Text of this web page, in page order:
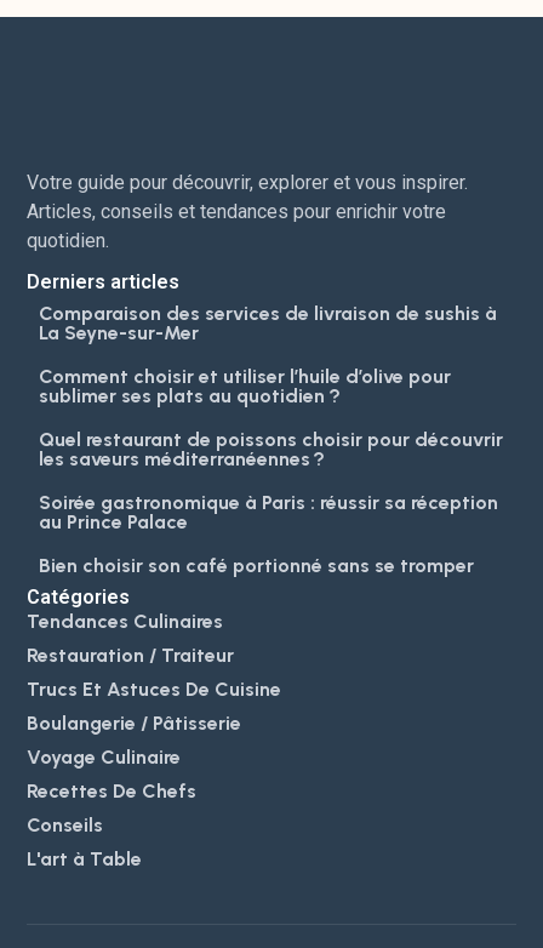
Votre guide pour découvrir, explorer et vous inspirer.
Articles, conseils et tendances pour enrichir votre
quotidien.
Derniers articles
Comparaison des services de livraison de sushis à
La Seyne-sur-Mer
Comment choisir et utiliser l’huile d’olive pour
sublimer ses plats au quotidien ?
Quel restaurant de poissons choisir pour découvrir
les saveurs méditerranéennes ?
Soirée gastronomique à Paris : réussir sa réception
au Prince Palace
Bien choisir son café portionné sans se tromper
Catégories
Tendances Culinaires
Restauration / Traiteur
Trucs Et Astuces De Cuisine
Boulangerie / Pâtisserie
Voyage Culinaire
Recettes De Chefs
Conseils
L'art à Table